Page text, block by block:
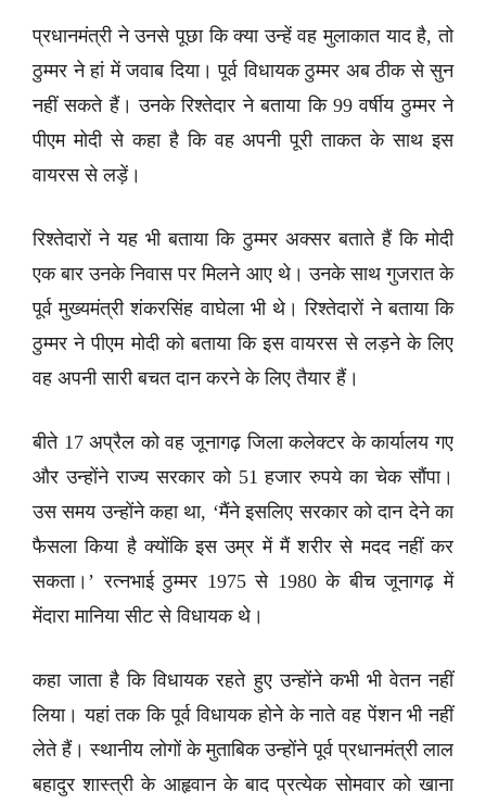
प्रधानमंत्री ने उनसे पूछा कि क्या उन्हें वह मुलाकात याद है, तो
ठुम्मर ने हां में जवाब दिया। पूर्व विधायक ठुम्मर अब ठीक से सुन
नहीं सकते हैं। उनके रिश्तेदार ने बताया कि 99 वर्षीय ठुम्मर ने
पीएम मोदी से कहा है कि वह अपनी पूरी ताकत के साथ इस
वायरस से लड़ें।
रिश्तेदारों ने यह भी बताया कि ठुम्मर अक्सर बताते हैं कि मोदी
एक बार उनके निवास पर मिलने आए थे। उनके साथ गुजरात के
पूर्व मुख्यमंत्री शंकरसिंह वाघेला भी थे। रिश्तेदारों ने बताया कि
ठुम्मर ने पीएम मोदी को बताया कि इस वायरस से लड़ने के लिए
वह अपनी सारी बचत दान करने के लिए तैयार हैं।
बीते 17 अप्रैल को वह जूनागढ़ जिला कलेक्टर के कार्यालय गए
और उन्होंने राज्य सरकार को 51 हजार रुपये का चेक सौंपा।
उस समय उन्होंने कहा था, ‘मैंने इसलिए सरकार को दान देने का
फैसला किया है क्योंकि इस उम्र में मैं शरीर से मदद नहीं कर
सकता।’ रत्नभाई ठुम्मर 1975 से 1980 के बीच जूनागढ़ में
मेंदारा मानिया सीट से विधायक थे।
कहा जाता है कि विधायक रहते हुए उन्होंने कभी भी वेतन नहीं
लिया। यहां तक कि पूर्व विधायक होने के नाते वह पेंशन भी नहीं
लेते हैं। स्थानीय लोगों के मुताबिक उन्होंने पूर्व प्रधानमंत्री लाल
बहादुर शास्त्री के आहृवान के बाद प्रत्येक सोमवार को खाना